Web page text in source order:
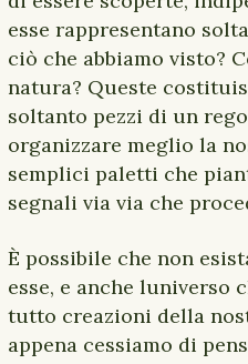
esse rappresentano
ciò che abbiamo visto?
natura? Queste
soltanto pezzi di un
organizzare meglio la
semplici paletti che
segnali via via che
È possibile che non
esse, e anche luniverso
tutto creazioni della
appena cessiamo di